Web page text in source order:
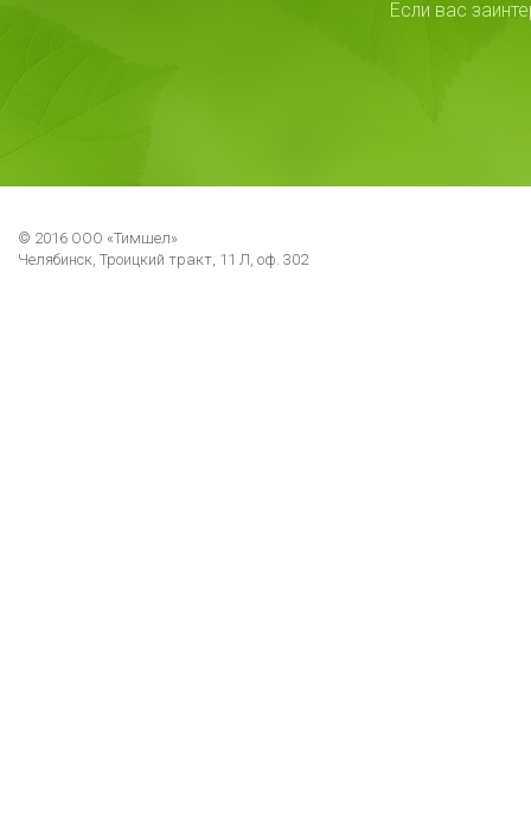
Если вас
© 2016 ООО «Тимшел»
Челябинск, Троицкий тракт, 11 Л, оф. 302